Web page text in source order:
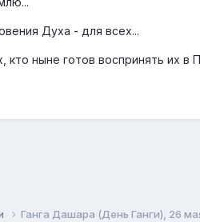
Духа - для всех...
ныне готов воспринять их в
Ганга Дашара (День Ганги), 26